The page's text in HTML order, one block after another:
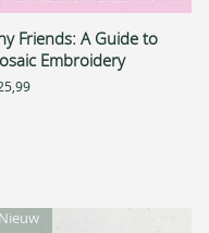
Snel overzicht
Friends: A Guide to
Embroidery
Nieuw